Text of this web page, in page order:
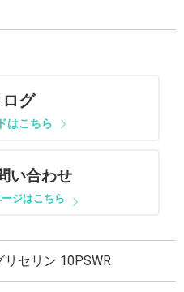
グ
はこちら
い合わせ
ジはこちら
リセリン 10PSWR